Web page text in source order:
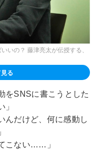
いの？ 藤津亮太が伝授する、
る
をSNSに書こうとした
」
んだけど、何に感動し
こない……」